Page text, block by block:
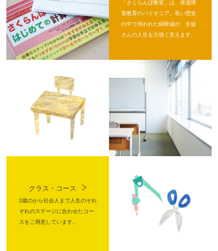
「さくらんぼ教室」は、発達障
害教育のパイオニア。長い歴史
の中で培われた経験値が、生徒
さんの人生を力強く支えます。
クラス・コース
2歳のから社会人まで人生のそれ
ぞれのステージに合わせたコー
スをご用意しています。